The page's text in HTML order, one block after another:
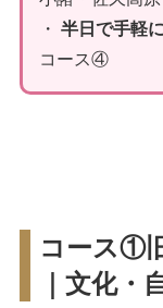
・ 半日で手軽
コース④
コース①
｜文化